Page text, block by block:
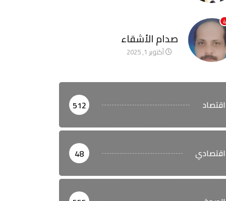
4
صدام الأشقاء
أكتوبر 1, 2025
اقتصاد 512
اقتصادي 48